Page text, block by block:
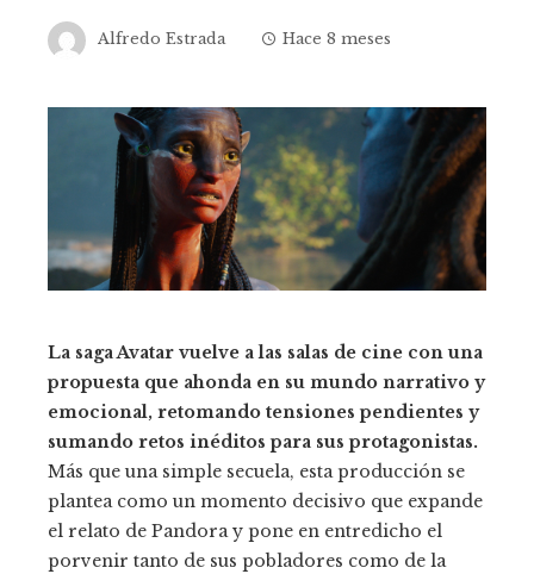
Alfredo Estrada Hace 8 meses
La saga Avatar vuelve a las salas de cine con una
propuesta que ahonda en su mundo narrativo y
emocional, retomando tensiones pendientes y
sumando retos inéditos para sus protagonistas.
Más que una simple secuela, esta producción se
plantea como un momento decisivo que expande
el relato de Pandora y pone en entredicho el
porvenir tanto de sus pobladores como de la